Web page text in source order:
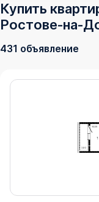
Купить
431 объявление